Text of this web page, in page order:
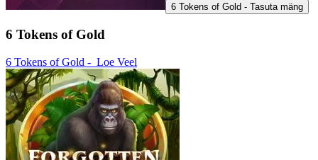
6 Tokens of Gold - Tasuta mäng
6 Tokens of Gold
6 Tokens of Gold - Loe Veel